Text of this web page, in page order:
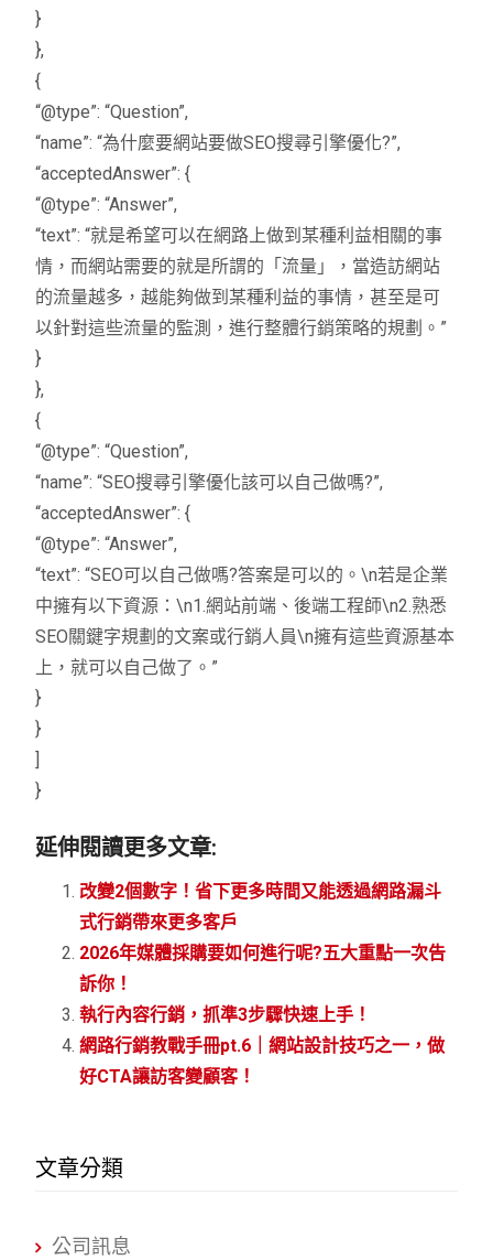
}
},
{
“@type”: “Question”,
“name”: “為什麼要網站要做SEO搜尋引擎優化?”,
“acceptedAnswer”: {
“@type”: “Answer”,
“text”: “就是希望可以在網路上做到某種利益相關的事
情，而網站需要的就是所謂的「流量」，當造訪網站
的流量越多，越能夠做到某種利益的事情，甚至是可
以針對這些流量的監測，進行整體行銷策略的規劃。”
}
},
{
“@type”: “Question”,
“name”: “SEO搜尋引擎優化該可以自己做嗎?”,
“acceptedAnswer”: {
“@type”: “Answer”,
“text”: “SEO可以自己做嗎?答案是可以的。\n若是企業
中擁有以下資源：\n1.網站前端、後端工程師\n2.熟悉
SEO關鍵字規劃的文案或行銷人員\n擁有這些資源基本
上，就可以自己做了。”
}
}
]
}
延伸閱讀更多文章:
改變2個數字！省下更多時間又能透過網路漏斗
式行銷帶來更多客戶
2026年媒體採購要如何進行呢?五大重點一次告
訴你！
執行內容行銷，抓準3步驟快速上手！
網路行銷教戰手冊pt.6｜網站設計技巧之一，做
好CTA讓訪客變顧客！
文章分類
公司訊息